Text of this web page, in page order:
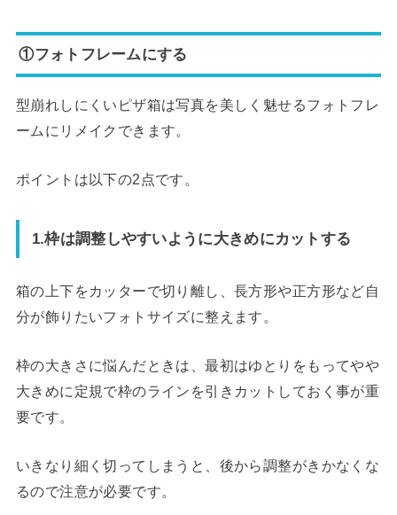
①フォトフレームにする
型崩れしにくいピザ箱は写真を美しく魅せるフォトフレ
ームにリメイクできます。
ポイントは以下の2点です。
1.枠は調整しやすいように大きめにカットする
箱の上下をカッターで切り離し、長方形や正方形など自
分が飾りたいフォトサイズに整えます。
枠の大きさに悩んだときは、最初はゆとりをもってやや
大きめに定規で枠のラインを引きカットしておく事が重
要です。
いきなり細く切ってしまうと、後から調整がきかなくな
るので注意が必要です。